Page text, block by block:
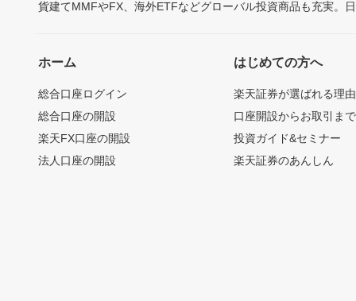
貨建てMMFやFX、海外ETFなどグローバル投資商品も充実。
ホーム
総合口座ログイン
総合口座の開設
楽天FX口座の開設
法人口座の開設
はじめての方へ
楽天証券が選ばれる理由
口座開設からお取引ま
投資ガイド&セミナー
楽天証券のあんしん